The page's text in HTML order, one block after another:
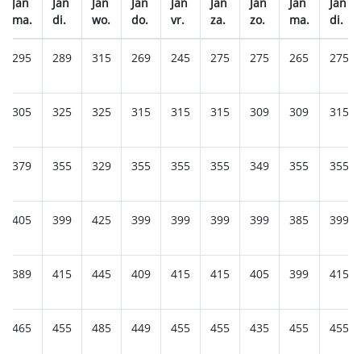
ma.
di.
wo.
do.
vr.
za.
zo.
ma.
di.
295 289 315 269 245 275 275 265 275
305 325 325 315 315 315 309 309 315
379 355 329 355 355 355 349 355 355
405 399 425 399 399 399 399 385 399
389 415 445 409 415 415 405 399 415
465 455 485 449 455 455 435 455 455